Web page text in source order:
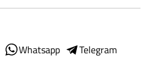
Whatsapp
Telegram